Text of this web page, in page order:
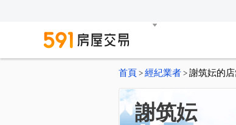
首頁 > 經紀業者 > 謝筑妘的
謝筑妘